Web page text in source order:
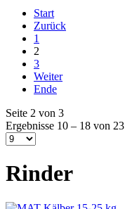
Start
Zurück
1
2
3
Weiter
Ende
Seite 2 von 3
Ergebnisse 10 – 18 von 23
Rinder